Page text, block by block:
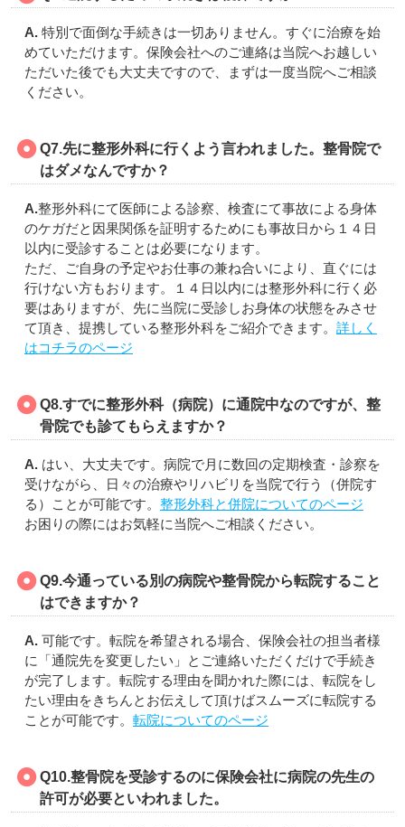
A. 特別で面倒な手続きは一切ありません。すぐに治療を始
めていただけます。保険会社へのご連絡は当院へお越しい
ただいた後でも大丈夫ですので、まずは一度当院へご相談
ください。
Q7.先に整形外科に行くよう言われました。整骨院で
はダメなんですか？
A.整形外科にて医師による診察、検査にて事故による身体
のケガだと因果関係を証明するためにも事故日から１４日
以内に受診することは必要になります。
ただ、ご自身の予定やお仕事の兼ね合いにより、直ぐには
行けない方もおります。１４日以内には整形外科に行く必
要はありますが、先に当院に受診しお身体の状態をみさせ
て頂き、提携している整形外科をご紹介できます。 詳しく
はコチラのページ
Q8.すでに整形外科（病院）に通院中なのですが、整
骨院でも診てもらえますか？
A. はい、大丈夫です。病院で月に数回の定期検査・診察を
受けながら、日々の治療やリハビリを当院で行う（併院す
る）ことが可能です。 整形外科と併院についてのページ
お困りの際にはお気軽に当院へご相談ください。
Q9.今通っている別の病院や整骨院から転院すること
はできますか？
A. 可能です。転院を希望される場合、保険会社の担当者様
に「通院先を変更したい」とご連絡いただくだけで手続き
が完了します。転院する理由を聞かれた際には、転院をし
たい理由をきちんとお伝えして頂けばスムーズに転院する
ことが可能です。 転院についてのページ
Q10.整骨院を受診するのに保険会社に病院の先生の
許可が必要といわれました。